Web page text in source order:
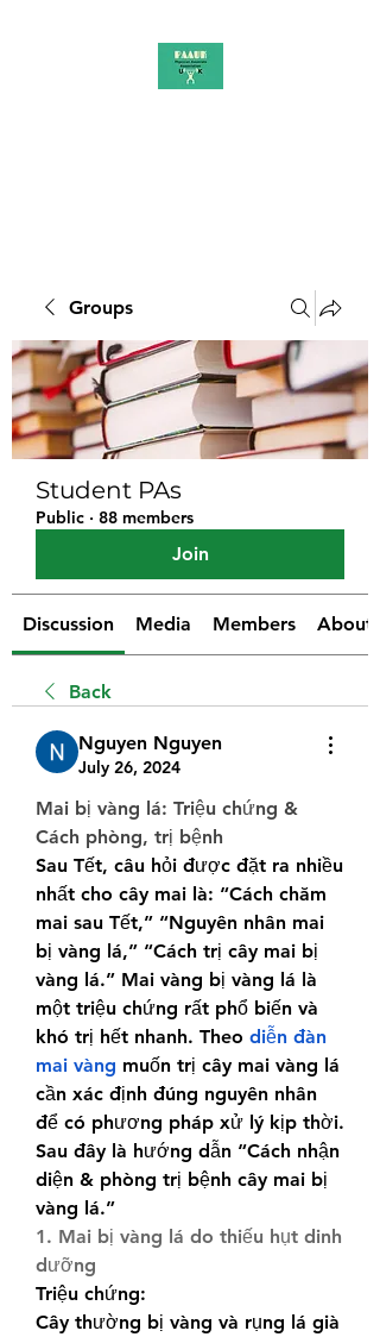
Groups
Student PAs
Public · 88 members
Join
Discussion Media Members About
Back
Nguyen Nguyen
July 26, 2024
Mai bị vàng lá: Triệu chứng &
Cách phòng, trị bệnh
Sau Tết, câu hỏi được đặt ra nhiều
nhất cho cây mai là: “Cách chăm
mai sau Tết,” “Nguyên nhân mai
bị vàng lá,” “Cách trị cây mai bị
vàng lá.” Mai vàng bị vàng lá là
một triệu chứng rất phổ biến và
khó trị hết nhanh. Theo diễn đàn
mai vàng muốn trị cây mai vàng lá
cần xác định đúng nguyên nhân
để có phương pháp xử lý kịp thời.
Sau đây là hướng dẫn “Cách nhận
diện & phòng trị bệnh cây mai bị
vàng lá.”
1. Mai bị vàng lá do thiếu hụt dinh
dưỡng
Triệu chứng:
Cây thường bị vàng và rụng lá già